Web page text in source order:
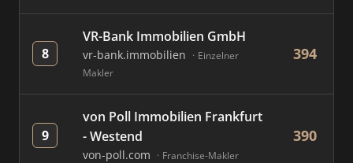
8
VR-Bank Immobilien GmbH
vr-bank.immobilien
Einzelner
Makler
394
9
von Poll Immobilien Frankfurt
- Westend
von-poll.com Franchise-Makler
390